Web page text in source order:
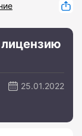
25.01.2022